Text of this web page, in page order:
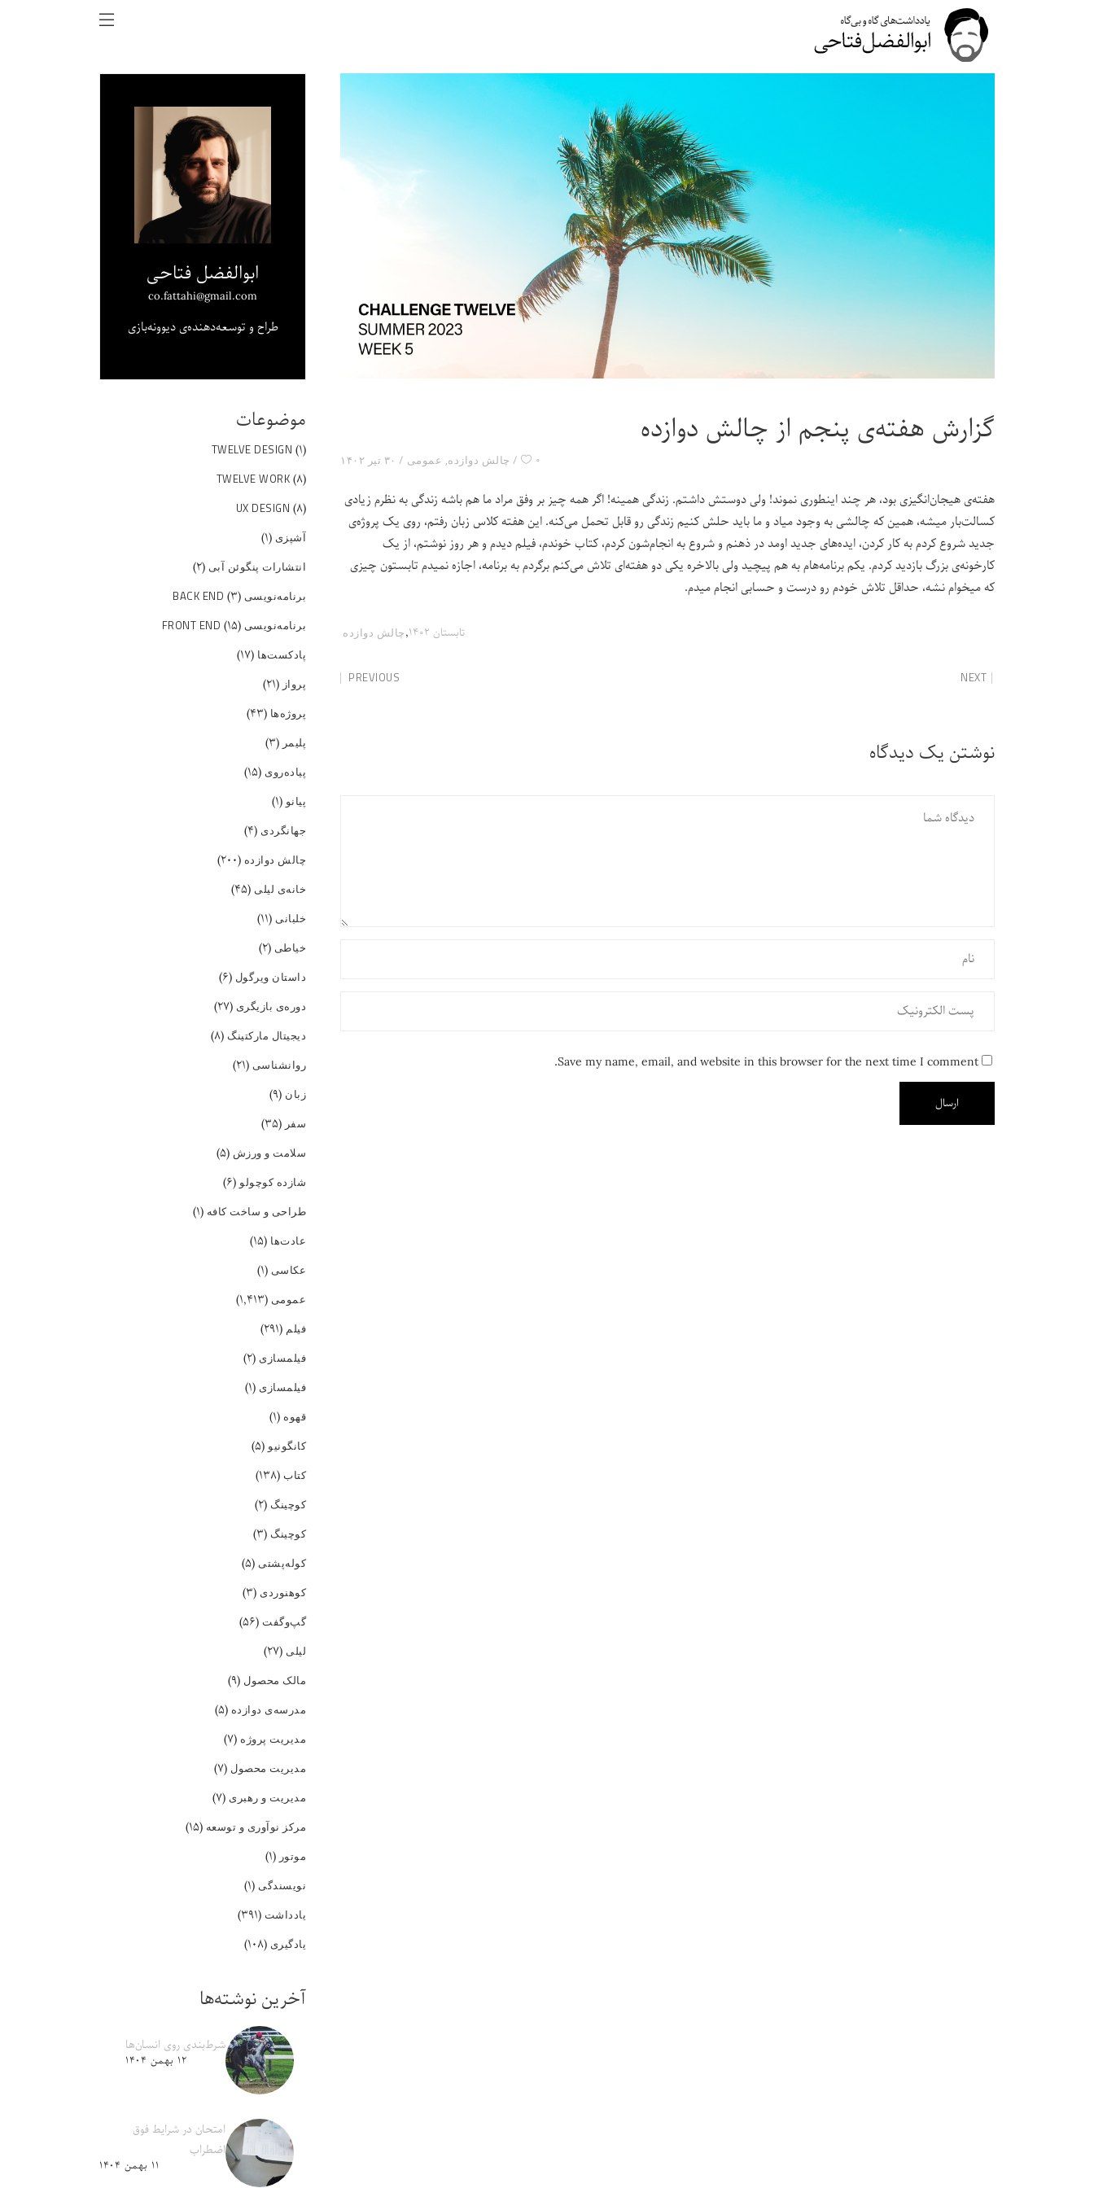
گزارش هفته‌ی پنجم از چالش دوازده
۳۰ تیر ۱۴۰۲ چالش دوازده, عمومی ۰
هفته‌ی هیجان‌انگیزی بود، هر چند اینطوری نموند! ولی دوستش داشتم. زندگی همینه! اگر همه چیز بر وفق مراد ما هم باشه زندگی به نظرم زیادی
کسالت‌بار میشه، همین که چالشی به وجود میاد و ما باید حلش کنیم زندگی رو قابل تحمل می‌کنه. این هفته کلاس زبان رفتم، روی یک پروژه‌ی
جدید شروع کردم به کار کردن، ایده‌های جدید اومد در ذهنم و شروع به انجام‌شون کردم، کتاب خوندم، فیلم دیدم و هر روز نوشتم، از یک
کارخونه‌ی بزرگ بازدید کردم. یکم برنامه‌هام به هم پیچید ولی بالاخره یکی دو هفته‌ای تلاش می‌کنم برگردم به برنامه، اجازه نمیدم تابستون چیزی
که میخوام نشه، حداقل تلاش خودم رو درست و حسابی انجام میدم.
تابستان ۱۴۰۲ ,چالش‌ دوازده
PREVIOUS NEXT
نوشتن یک دیدگاه
Save my name, email, and website in this browser for the next time I comment.
ابوالفضل فتاحی
co.fattahi@gmail.com
طراح و توسعه‌دهنده‌ی دیوونه‌بازی
موضوعات
TWELVE DESIGN (۱)
TWELVE WORK (۸)
UX DESIGN (۸)
آشپزی (۱)
انتشارات پنگوئن آبی (۲)
برنامه‌نویسی BACK END (۳)
برنامه‌نویسی FRONT END (۱۵)
پادکست‌ها (۱۷)
پرواز(۲۱)
پروژه‌ها (۴۳)
پلیمر(۳)
پیاده‌روی (۱۵)
پیانو(۱)
جهانگردی (۴)
چالش دوازده (۲۰۰)
خانه‌ی لیلی (۴۵)
خلبانی (۱۱)
خیاطی (۲)
داستان ویرگول (۶)
دوره‌ی بازیگری (۲۷)
دیجیتال مارکتینگ (۸)
روانشناسی (۲۱)
زبان (۹)
سفر(۳۵)
سلامت و ورزش (۵)
شازده کوچولو(۶)
طراحی و ساخت کافه (۱)
عادت‌ها (۱۵)
عکاسی (۱)
عمومی (۱,۴۱۳)
فیلم (۲۹۱)
فیلمسازی (۲)
فیلمسازی (۱)
قهوه (۱)
کانگونیو(۵)
کتاب (۱۳۸)
کوچینگ (۲)
کوچینگ (۳)
کوله‌پشتی (۵)
کوهنوردی (۳)
گپ‌و‌گفت (۵۶)
لیلی (۲۷)
مالک محصول (۹)
مدرسه‌ی دوازده (۵)
مدیریت پروژه (۷)
مدیریت محصول (۷)
مدیریت و رهبری (۷)
مرکز نوآوری و توسعه (۱۵)
موتور(۱)
نویسندگی (۱)
یادداشت (۳۹۱)
یادگیری (۱۰۸)
آخرین نوشته‌ها
شرط‌بندی روی انسان‌ها
۱۲ بهمن ۱۴۰۴
امتحان در شرایط فوق
اضطراب
۱۱ بهمن ۱۴۰۴